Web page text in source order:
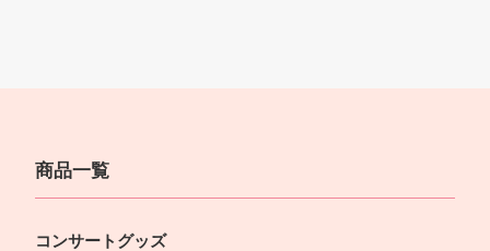
商品一覧
コンサートグッズ